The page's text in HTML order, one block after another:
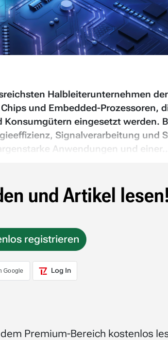
Halbleiterunternehmen
und Embedded-Prozessoren,
eingesetzt werden.
Signalverarbeitung und
Anwendungen und einer...
und Artikel
registrieren
Google Log In
Premium-Bereich kostenlos